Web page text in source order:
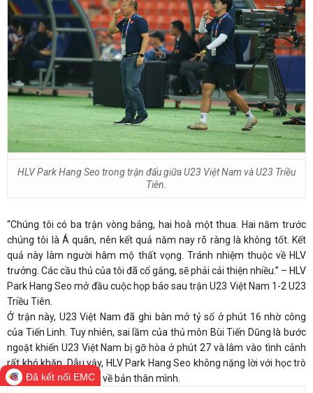
HLV Park Hang Seo trong trận đấu giữa U23 Việt Nam và U23 Triều
Tiên.
“Chúng tôi có ba trận vòng bảng, hai hoà một thua. Hai năm trước
chúng tôi là Á quân, nên kết quả năm nay rõ ràng là không tốt. Kết
quả này làm người hâm mộ thất vọng. Tránh nhiệm thuộc về HLV
trưởng. Các cầu thủ của tôi đã cố gắng, sẽ phải cải thiện nhiều.” – HLV
Park Hang Seo mở đầu cuộc họp báo sau trận U23 Việt Nam 1-2 U23
Triều Tiên.
Ở trận này, U23 Việt Nam đã ghi bàn mở tỷ số ở phút 16 nhờ công
của Tiến Linh. Tuy nhiên, sai lầm của thủ môn Bùi Tiến Dũng là bước
ngoặt khiến U23 Việt Nam bị gỡ hòa ở phút 27 và lâm vào tình cảnh
rất khó khăn. Dẫu vậy, HLV Park Hang Seo không nặng lời với học trò
mà nhận trách nhiệm về bản thân mình.
Đã kết nối EMC